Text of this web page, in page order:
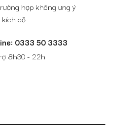
hợp không ưng ý
cỡ
0333 50 3333
8h30 - 22h